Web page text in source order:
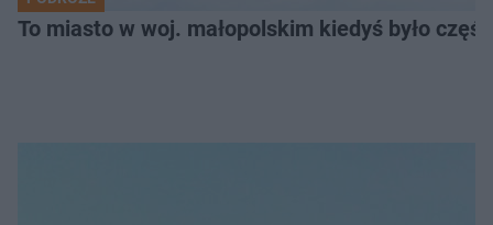
To miasto w woj. małopolskim kiedyś było